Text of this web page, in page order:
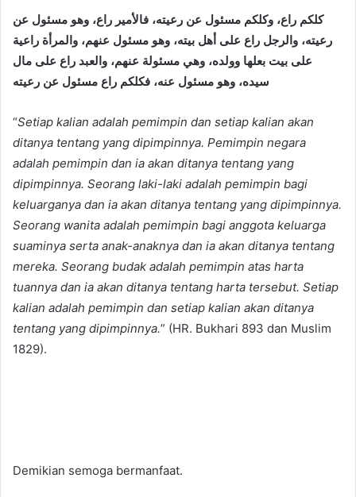
كلكم راع، وكلكم مسئول عن رعيته، فالأمير راع، وهو مسئول عن
رعيته، والرجل راع على أهل بيته، وهو مسئول عنهم، والمرأة راعية
على بيت بعلها وولده، وهي مسئولة عنهم، والعبد راع على مال
سيده، وهو مسئول عنه، فكلكم راع مسئول عن رعيته
“Setiap kalian adalah pemimpin dan setiap kalian akan
ditanya tentang yang dipimpinnya. Pemimpin negara
adalah pemimpin dan ia akan ditanya tentang yang
dipimpinnya. Seorang laki-laki adalah pemimpin bagi
keluarganya dan ia akan ditanya tentang yang dipimpinnya.
Seorang wanita adalah pemimpin bagi anggota keluarga
suaminya serta anak-anaknya dan ia akan ditanya tentang
mereka. Seorang budak adalah pemimpin atas harta
tuannya dan ia akan ditanya tentang harta tersebut. Setiap
kalian adalah pemimpin dan setiap kalian akan ditanya
tentang yang dipimpinnya.” (HR. Bukhari 893 dan Muslim
1829).
Demikian semoga bermanfaat.